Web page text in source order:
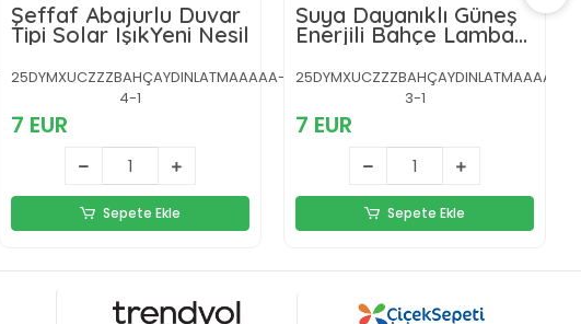
Şeffaf Abajurlu Duvar
Tipi Solar IşıkYeni Nesil
25DYMXUCZZZBAHÇAYDINLATMAAAAA-
4-1
7 EUR
Sepete Ekle
Suya Dayanıklı Güneş
Enerjili Bahçe Lambası
Yeni Nesil
25DYMXUCZZZBAHÇAYDINLATMAAAAA-
3-1
7 EUR
Sepete Ekle